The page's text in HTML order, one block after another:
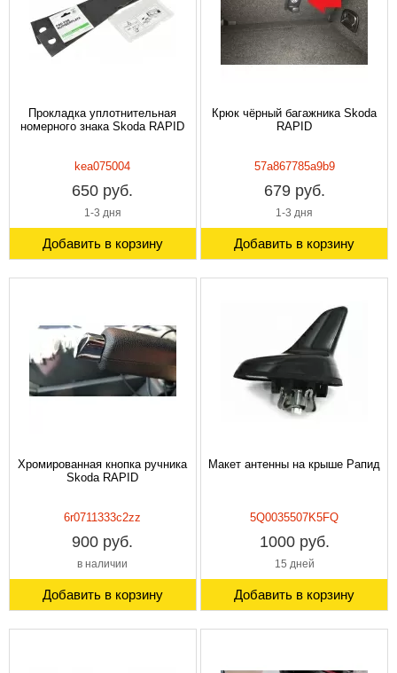
Прокладка уплотнительная
номерного знака Skoda RAPID
kea075004
650 руб.
1-3 дня
Добавить в корзину
Крюк чёрный багажника Skoda
RAPID
57a867785a9b9
679 руб.
1-3 дня
Добавить в корзину
Хромированная кнопка ручника
Skoda RAPID
6r0711333c2zz
900 руб.
в наличии
Добавить в корзину
Макет антенны на крыше Рапид
5Q0035507K5FQ
1000 руб.
15 дней
Добавить в корзину